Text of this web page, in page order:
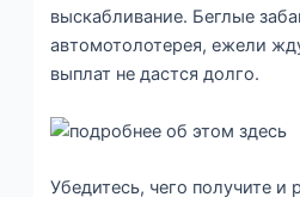
выскабливание. Беглые
автомотолотерея, ежели
выплат не дастся долго.
Убедитесь, чего получите и